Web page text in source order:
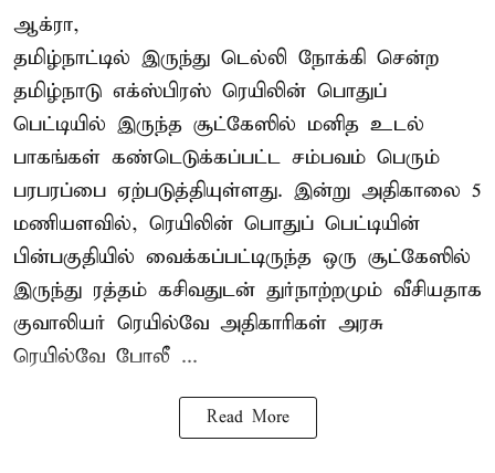
ஆக்ரா,
தமிழ்நாட்டில் இருந்து டெல்லி நோக்கி சென்ற
தமிழ்நாடு எக்ஸ்பிரஸ் ரெயிலின் பொதுப்
பெட்டியில் இருந்த சூட்கேஸில் மனித உடல்
பாகங்கள் கண்டெடுக்கப்பட்ட சம்பவம் பெரும்
பரபரப்பை ஏற்படுத்தியுள்ளது. இன்று அதிகாலை 5
மணியளவில், ரெயிலின் பொதுப் பெட்டியின்
பின்பகுதியில் வைக்கப்பட்டிருந்த ஒரு சூட்கேஸில்
இருந்து ரத்தம் கசிவதுடன் துர்நாற்றமும் வீசியதாக
குவாலியர் ரெயில்வே அதிகாரிகள் அரசு
ரெயில்வே போலீ ...
Read More